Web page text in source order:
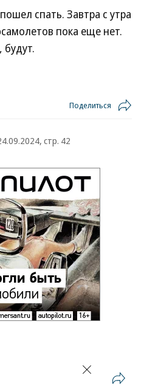
спать. Завтра с утра
пока еще нет.
будут.
Поделиться
стр. 42